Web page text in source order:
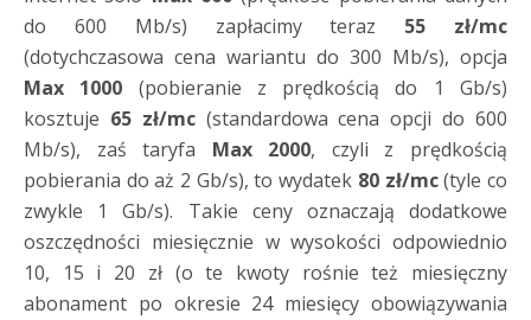
do 600 Mb/s) zapłacimy teraz 55 zł/mc
(dotychczasowa cena wariantu do 300 Mb/s), opcja
Max 1000 (pobieranie z prędkością do 1 Gb/s)
kosztuje 65 zł/mc(standardowa cena opcji do 600
Mb/s), zaś taryfa Max 2000, czyli z prędkością
pobierania do aż 2 Gb/s), to wydatek 80 zł/mc(tyle co
zwykle 1 Gb/s). Takie ceny oznaczają dodatkowe
oszczędności miesięcznie w wysokości odpowiednio
10, 15 i 20 zł (o te kwoty rośnie też miesięczny
abonament po okresie 24 miesięcy obowiązywania